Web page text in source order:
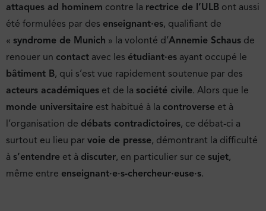
attaques ad hominem contre la rectrice de l’ULB ont aussi
été formulées par des enseignant·es, qualifiant de
« syndrome de Munich » la volonté d’Annemie Schaus de
renouer un contact avec les étudiant·es ayant occupé le
bâtiment B, qui s’est vue rapidement soutenue par des
acteurs académiques et de la société civile. Alors que le
monde universitaire est habitué à la controverse et à
l’organisation de débats contradictoires, ce débat-ci a
surtout eu lieu par voie de presse, démontrant la difficulté
à s’entendre et à discuter, en particulier sur ce sujet,
même entre enseignant·e·s-chercheur·euse·s.